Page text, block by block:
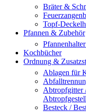
Bräter &
Topf-
Pfannen & Zubehör
Kochbücher
Ordnung &
Ablagen für
Abtropfgitter
Abtropfgestell
Besteck /